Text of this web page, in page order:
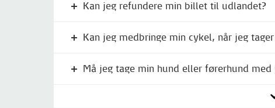
Kan jeg refundere min billet til udlandet?
Kan jeg medbringe min cykel, når jeg
Må jeg tage min hund eller førerhund med